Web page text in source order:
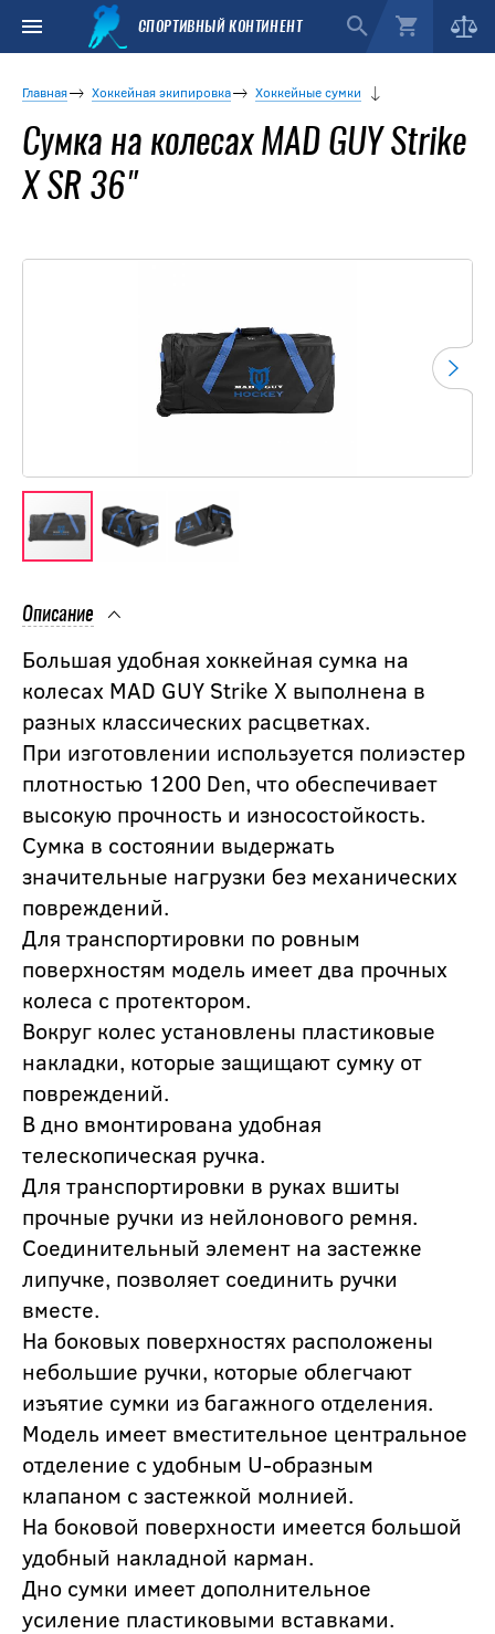
СПОРТИВНЫЙ КОНТИНЕНТ
Главная Хоккейная экипировка Хоккейные сумки
Сумка на колесах MAD GUY Strike
X SR 36"
Описание
Большая удобная хоккейная сумка на
колесах MAD GUY Strike X выполнена в
разных классических расцветках.
При изготовлении используется полиэстер
плотностью 1200 Den, что обеспечивает
высокую прочность и износостойкость.
Сумка в состоянии выдержать
значительные нагрузки без механических
повреждений.
Для транспортировки по ровным
поверхностям модель имеет два прочных
колеса с протектором.
Вокруг колес установлены пластиковые
накладки, которые защищают сумку от
повреждений.
В дно вмонтирована удобная
телескопическая ручка.
Для транспортировки в руках вшиты
прочные ручки из нейлонового ремня.
Соединительный элемент на застежке
липучке, позволяет соединить ручки
вместе.
На боковых поверхностях расположены
небольшие ручки, которые облегчают
изъятие сумки из багажного отделения.
Модель имеет вместительное центральное
отделение с удобным U-образным
клапаном с застежкой молнией.
На боковой поверхности имеется большой
удобный накладной карман.
Дно сумки имеет дополнительное
усиление пластиковыми вставками.